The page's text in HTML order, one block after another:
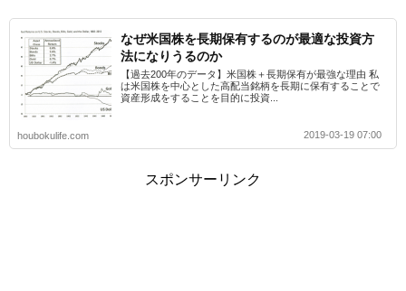
なぜ米国株を長期保有するのが最適な投資方
法になりうるのか
【過去200年のデータ】米国株＋長期保有が最強な理由 私
は米国株を中心とした高配当銘柄を長期に保有することで
資産形成をすることを目的に投資...
houbokulife.com 2019-03-19 07:00
スポンサーリンク